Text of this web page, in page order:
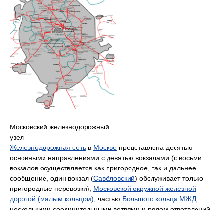
Московский железнодорожный
узел
Железнодорожная сеть в Москве представлена десятью
основными направлениями с девятью вокзалами (с восьми
вокзалов осуществляется как пригородное, так и дальнее
сообщение, один вокзал (Савёловский) обслуживает только
пригородные перевозки), Московской окружной железной
дорогой (малым кольцом) , частью Большого кольца МЖД